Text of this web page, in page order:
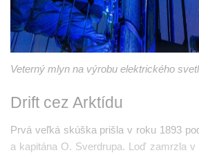
Veterný mlyn na výrobu elektrického
Drift cez Arktídu
Prvá veľká skúška prišla v roku 1893
a kapitána O. Sverdrupa. Loď zamrzla